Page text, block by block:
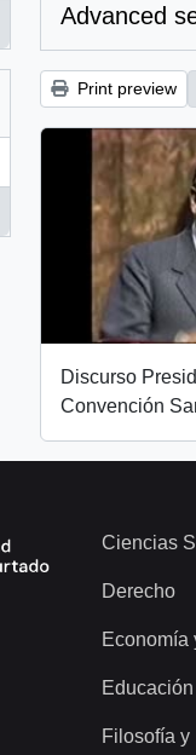
Advanced
Print preview
Discurso
Convención
Ciencias
Derecho
Economía
Educación
Filosofía y